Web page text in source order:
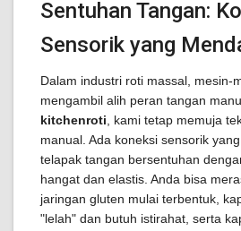
Sentuhan Tangan:
Sensorik yang
Dalam industri roti massal, mesin-
mengambil alih peran tangan
kitchenroti , kami tetap memuja
manual. Ada koneksi sensorik
telapak tangan bersentuhan
hangat dan elastis. Anda bisa
jaringan gluten mulai terbentuk,
"lelah" dan butuh istirahat, serta